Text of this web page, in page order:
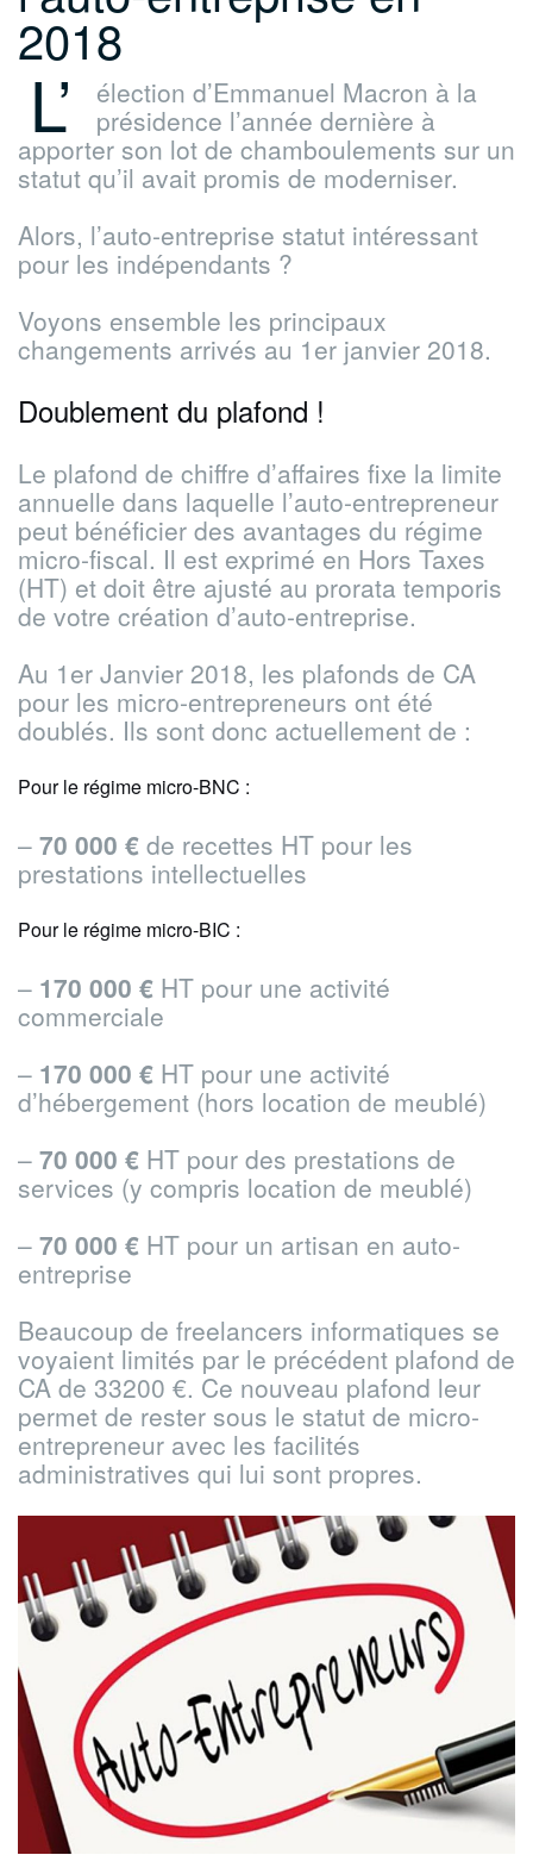
2018
L’
élection d’Emmanuel Macron à la
présidence l’année dernière à
apporter son lot de chamboulements sur un
statut qu’il avait promis de moderniser.
Alors, l’auto-entreprise statut intéressant
pour les indépendants ?
Voyons ensemble les principaux
changements arrivés au 1er janvier 2018.
Doublement du plafond !
Le plafond de chiffre d’affaires fixe la limite
annuelle dans laquelle l’auto-entrepreneur
peut bénéficier des avantages du régime
micro-fiscal. Il est exprimé en Hors Taxes
(HT) et doit être ajusté au prorata temporis
de votre création d’auto-entreprise.
Au 1er Janvier 2018, les plafonds de CA
pour les micro-entrepreneurs ont été
doublés. Ils sont donc actuellement de :
Pour le régime micro-BNC :
– 70 000 € de recettes HT pour les
prestations intellectuelles
Pour le régime micro-BIC :
– 170 000 € HT pour une activité
commerciale
– 170 000 € HT pour une activité
d’hébergement (hors location de meublé)
– 70 000 € HT pour des prestations de
services (y compris location de meublé)
– 70 000 € HT pour un artisan en auto-
entreprise
Beaucoup de freelancers informatiques se
voyaient limités par le précédent plafond de
CA de 33200 €. Ce nouveau plafond leur
permet de rester sous le statut de micro-
entrepreneur avec les facilités
administratives qui lui sont propres.